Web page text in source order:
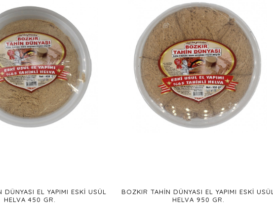
EL YAPIMI ESKI USÜL
HELVA 450 GR.
BOZKIR TAHIN DÜNYASI EL YAPIMI ESKI USÜL
HELVA 950 GR.